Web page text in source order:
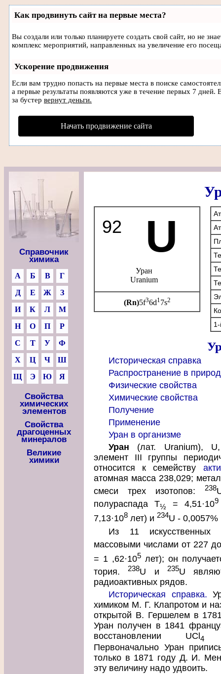
Как продвинуть сайт на первые места?
Вы создали или только планируете создать свой сайт, но не
комплекс мероприятий, направленных на увеличение его
Ускорение продвижения
Если вам трудно попасть на первые места в поиске
а первые результаты появляются уже в течение первых 7
за бустер вернут деньги.
Начать продвижение сайта
Справочник
химика
А Б В
Г
Д
Е Ж
З
И
К Л
М
Н
О П
Р
С
Т У
Ф
Х
Ц Ч
Ш
Щ
Э Ю Я
Свойства
химических
элементов
Свойства
драгоценных
минералов
Великие
химики
92 U
Уран
Uranium
(Rn)5f36d17s2
Историческая справка
Распространение в
Физические свойства
Химические свойства
Получение
Применение
Уран в организме
Уран (лат. Uranium), U,
элемент III группы
относится к семейству
атомная масса 238,029;
смеси трех изотопов:
238
полураспада T½ = 4,51·109
7,13·108 лет) и 234U - 0,0057%
Из 11 искусственных
массовыми числами от 227
= 1 ,62·105 лет); он
тория.238U и235U
радиоактивных рядов.
Историческая справка.
химиком М. Г. Клапротом и
открытой В. Гершелем в
Уран получен в 1841
восстановлении UCl4
Первоначально Уран
только в 1871 году Д. И.
эту величину надо удвоить.